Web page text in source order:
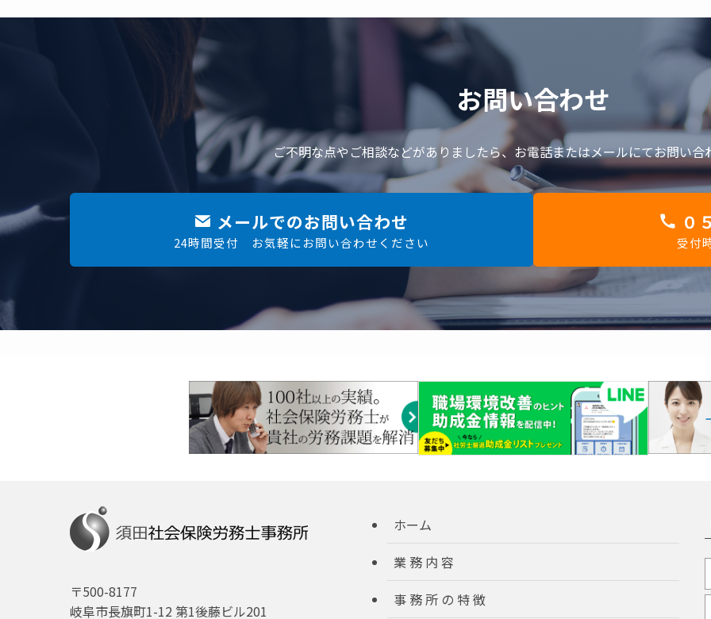
お問い合わせ
ご不明な点やご相談などがありましたら、 お電話またはメールにてお問い合
メールでのお問い合わせ
24時間受付 お気軽にお問い合わせください
０
受付
〒500-8177
岐阜市長旗町1-12 第1後藤ビル201
ホーム
業 務 内 容
事 務 所 の 特 徴